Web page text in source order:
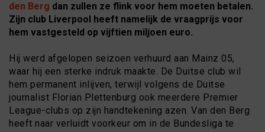
den Berg dan zullen ze flink voor hem moeten betalen.
Zijn club Liverpool heeft namelijk de vraagprijs voor
hem vastgesteld op vijftien miljoen euro.
Hij werd afgelopen seizoen verhuurd aan Mainz 05,
waar hij een sterke indruk maakte. De Duitse club wil
hem permanent inlijven, terwijl volgens de Duitse
journalist Florian Plettenburg ook meerdere Premier
League-clubs op zijn handtekening azen. Van den Berg
heeft naar verluidt voorkeur om in de Bundesliga te